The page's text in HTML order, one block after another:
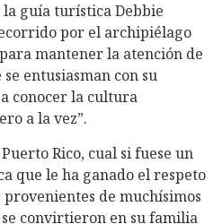
guía turística Debbie
por el archipiélago
mantener la atención de
entusiasman con su
conocer la cultura
a la vez”.
Rico, cual si fuese un
que le ha ganado el respeto
de muchísimos
se convirtieron en su familia